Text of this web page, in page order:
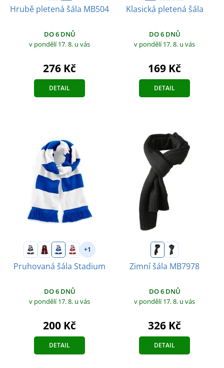
Hrubě pletená šála MB504
DO 6 DNŮ
v pondělí 17. 8. u vás
276 Kč
DETAIL
Klasická pletená šála
DO 6 DNŮ
v pondělí 17. 8. u vás
169 Kč
DETAIL
+1
Pruhovaná šála Stadium
DO 6 DNŮ
v pondělí 17. 8. u vás
200 Kč
DETAIL
Zimní šála MB7978
DO 6 DNŮ
v pondělí 17. 8. u vás
326 Kč
DETAIL